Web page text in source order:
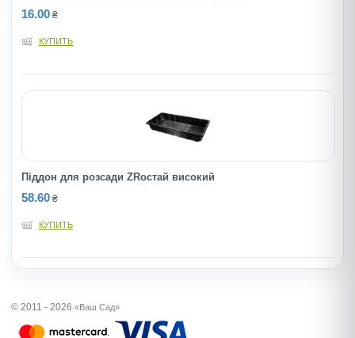
16.00 ₴
КУПИТЬ
Піддон для розсади ZRостай високий
58.60 ₴
КУПИТЬ
© 2011 - 2026 «Ваш Сад»